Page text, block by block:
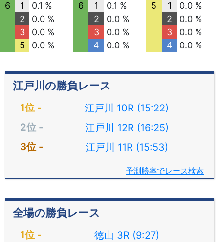
6
1
0.1 %
2
0.0 %
3
0.0 %
5
0.0 %
6
1
0.1 %
2
0.0 %
3
0.0 %
4
0.0 %
5
1
0.0 %
2
0.0 %
3
0.0 %
4
0.0 %
江戸川の勝負レース
江戸川 10R (15:22)
江戸川 12R (16:25)
江戸川 11R (15:53)
予測勝率でレース検索
全場の勝負レース
徳山 3R (9:27)